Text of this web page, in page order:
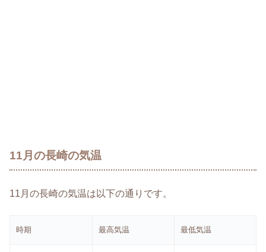
11月の長崎の気温
11月の長崎の気温は以下の通りです。
時期 最高気温 最低気温